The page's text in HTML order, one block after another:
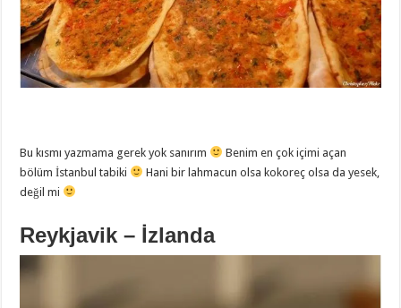
Bu kısmı yazmama gerek yok sanırım
Benim en çok içimi açan
bölüm İstanbul tabiki
Hani bir lahmacun olsa kokoreç olsa da yesek,
değil mi
Reykjavik – İzlanda